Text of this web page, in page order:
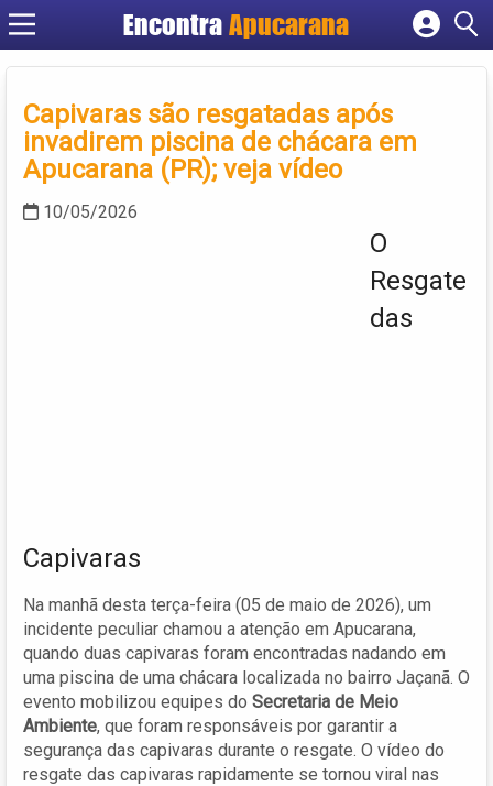
Encontra Apucarana
Cadastrar empresa
Criar conta
Capivaras são resgatadas após
invadirem piscina de chácara em
Apucarana (PR); veja vídeo
10/05/2026
O
Resgate
das
Capivaras
Na manhã desta terça-feira (05 de maio de 2026), um
incidente peculiar chamou a atenção em Apucarana,
quando duas capivaras foram encontradas nadando em
uma piscina de uma chácara localizada no bairro Jaçanã. O
evento mobilizou equipes do Secretaria de Meio
Ambiente, que foram responsáveis por garantir a
segurança das capivaras durante o resgate. O vídeo do
resgate das capivaras rapidamente se tornou viral nas